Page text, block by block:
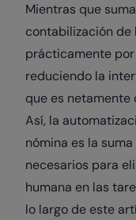
Mientras que
contabilización
prácticamente
reduciendo la
que es netamente
Así, la
nómina es la
necesarios para
humana en las
lo largo de este